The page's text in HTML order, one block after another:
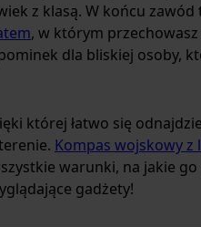
z klasą. W końcu
, w którym
dla bliskiej osoby,
której łatwo się
Kompas wojskowy z
warunki, na jakie go
gadżety!